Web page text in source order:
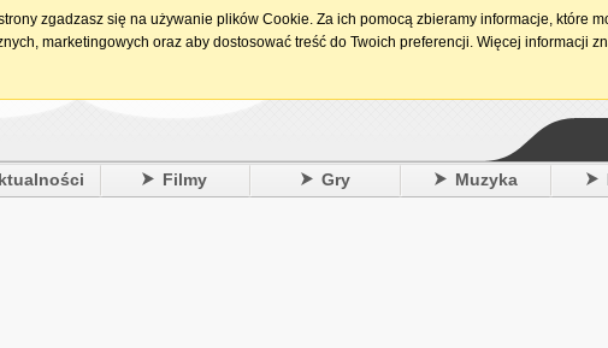
15.
Filmy Gry Muzyka
zgadzasz się na używanie plików Cookie. Za ich pomocą zbieramy informacje, które
marketingowych oraz aby dostosować treść do Twoich preferencji. Więcej informacji